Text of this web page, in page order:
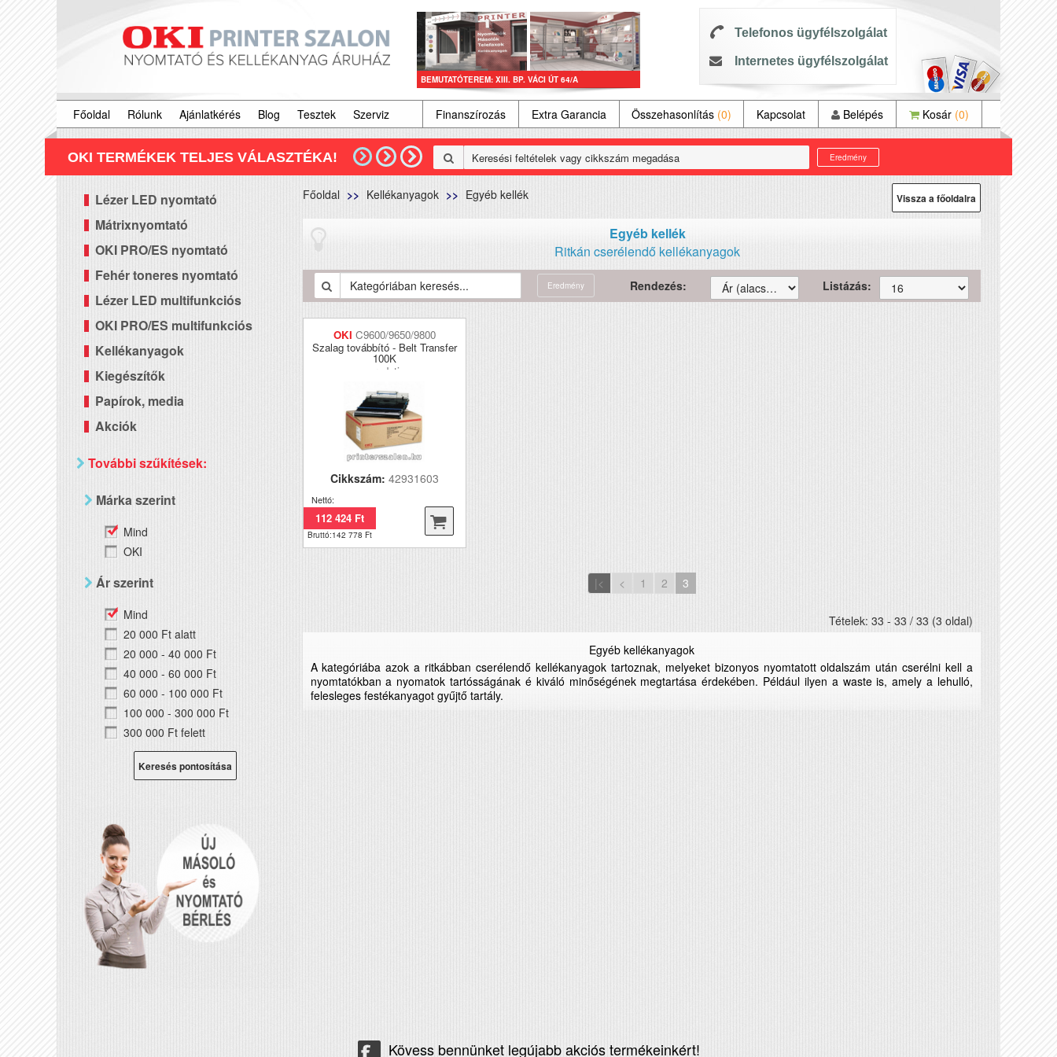
BEMUTATÓTEREM: XIII. BP. VÁCI ÚT 64/A
Telefonos ügyfélszolgálat
Internetes ügyfélszolgálat
Főoldal Rólunk Ajánlatkérés Blog Tesztek Szerviz Finanszírozás Extra Garancia Összehasonlítás (0) Kapcsolat Belépés Kosár (0)
OKI TERMÉKEK TELJES VÁLASZTÉKA! Eredmény
Lézer LED nyomtató
Mátrixnyomtató
OKI PRO/ES nyomtató
Fehér toneres nyomtató
Lézer LED multifunkciós
OKI PRO/ES multifunkciós
Kellékanyagok
Kiegészítők
Papírok, media
Akciók
További szűkítések:
Márka szerint
Mind
OKI
Ár szerint
Mind
20 000 Ft alatt
20 000 - 40 000 Ft
40 000 - 60 000 Ft
60 000 - 100 000 Ft
100 000 - 300 000 Ft
300 000 Ft felett
Keresés pontosítása
Főoldal Kellékanyagok Egyéb kellék Vissza a főoldalra
Egyéb kellék
Ritkán cserélendő kellékanyagok
Eredmény Rendezés: Listázás:
OKI C9600/9650/9800
Szalag továbbító - Belt Transfer
100K
eredeti
Cikkszám: 42931603
Nettó:
112 424 Ft
Bruttó:142 778 Ft
|< < 1 2 3
Tételek: 33 - 33 / 33 (3 oldal)
Egyéb kellékanyagok
A kategóriába azok a ritkábban cserélendő kellékanyagok tartoznak, melyeket bizonyos nyomtatott oldalszám után cserélni kell a
nyomtatókban a nyomatok tartósságának é kiváló minőségének megtartása érdekében. Például ilyen a waste is, amely a lehulló,
felesleges festékanyagot gyűjtő tartály.
Kövess bennünket legújabb akciós termékeinkért!